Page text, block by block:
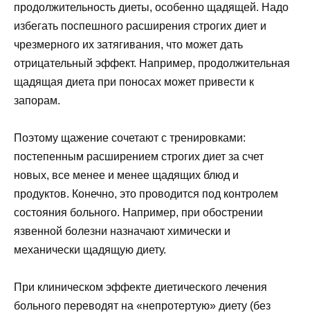
продолжительность диеты, особенно щадящей. Надо
избегать поспешного расширения строгих диет и
чрезмерного их затягивания, что может дать
отрицательный эффект. Например, продолжительная
щадящая диета при поносах может привести к
запорам.
Поэтому щажение сочетают с тренировками:
постепенным расширением строгих диет за счет
новых, все менее и менее щадящих блюд и
продуктов. Конечно, это проводится под контролем
состояния больного. Например, при обострении
язвенной болезни назначают химически и
механически щадящую диету.
При клиническом эффекте диетического лечения
больного переводят на «непротертую» диету (без